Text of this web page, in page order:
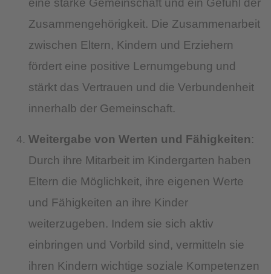
eine starke Gemeinschaft und ein Gefühl der
Zusammengehörigkeit. Die Zusammenarbeit
zwischen Eltern, Kindern und Erziehern
fördert eine positive Lernumgebung und
stärkt das Vertrauen und die Verbundenheit
innerhalb der Gemeinschaft.
Weitergabe von Werten und Fähigkeiten:
Durch ihre Mitarbeit im Kindergarten haben
Eltern die Möglichkeit, ihre eigenen Werte
und Fähigkeiten an ihre Kinder
weiterzugeben. Indem sie sich aktiv
einbringen und Vorbild sind, vermitteln sie
ihren Kindern wichtige soziale Kompetenzen